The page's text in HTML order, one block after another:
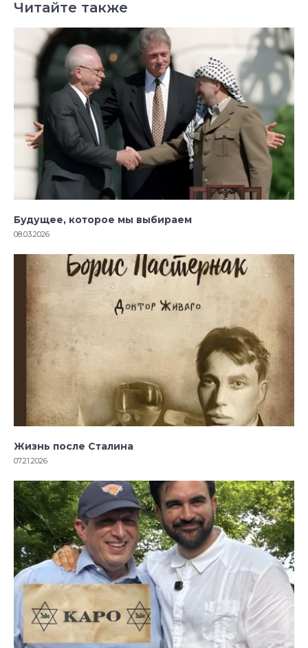
Читайте также
Будущее, которое мы выбираем
08.03.2026
Жизнь после Сталина
07.21.2026